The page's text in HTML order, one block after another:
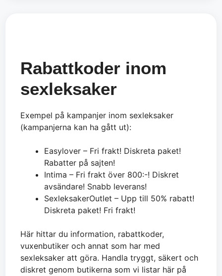
Rabattkoder inom
sexleksaker
Exempel på kampanjer inom sexleksaker
(kampanjerna kan ha gått ut):
Easylover – Fri frakt! Diskreta paket!
Rabatter på sajten!
Intima – Fri frakt över 800:-! Diskret
avsändare! Snabb leverans!
SexleksakerOutlet – Upp till 50% rabatt!
Diskreta paket! Fri frakt!
Här hittar du information, rabattkoder,
vuxenbutiker och annat som har med
sexleksaker att göra. Handla tryggt, säkert och
diskret genom butikerna som vi listar här på